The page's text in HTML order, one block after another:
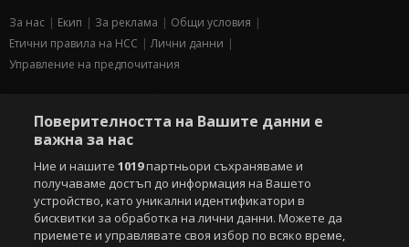
За нас Екип За рекламa
Общи условия
Етични правила на НСС
Лични данни
Управление на предпочитания
под закрила на Закона за авторското право и сродните му права.
Всички статии, репортажи, интервюта и други текстови, графични и
видео материали, публикувани в сайта, са собственост на Агенция
Спортал, освен ако изрично е посочено друго. Допуска се
публикуване на текстови материали само след писмено съгласие на
Агенция Спортал, посочване на източника и добавяне на линк към
www.sportal.bg. Използването на графични и видео материали,
публикувани в сайта, е строго забранено. Нарушителите ще бъдат
Поверителността на Вашите данни е
важна за нас
Ние и нашите1019партньори съхраняваме и
получаваме достъп до информация на Вашето
устройство, като уникални идентификатори в
бисквитки за обработка на лични данни. Можете да
приемете и управлявате своя избор по всяко време,